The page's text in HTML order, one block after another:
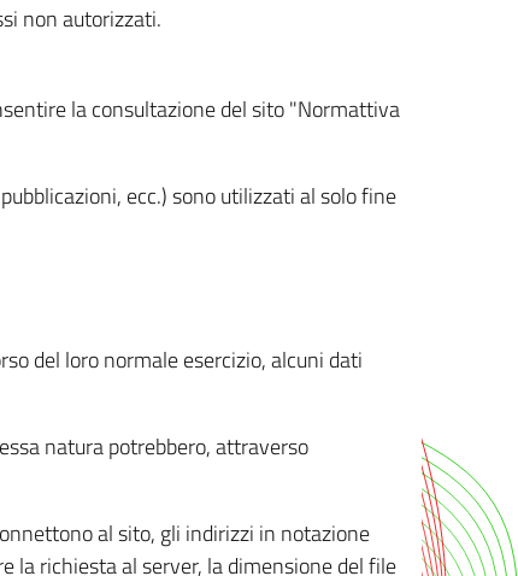
non autorizzati.
la consultazione del sito "Normattiva
ecc.) sono utilizzati al solo fine
del loro normale esercizio, alcuni dati
natura potrebbero, attraverso
al sito, gli indirizzi in notazione
la richiesta al server, la dimensione del file